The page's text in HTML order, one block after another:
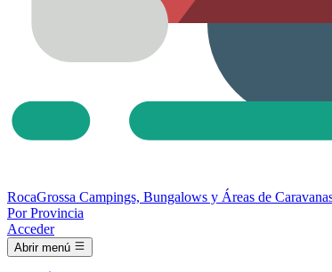
RocaGrossa Campings, Bungalows y Áreas de
Por Provincia
Acceder
Abrir menú